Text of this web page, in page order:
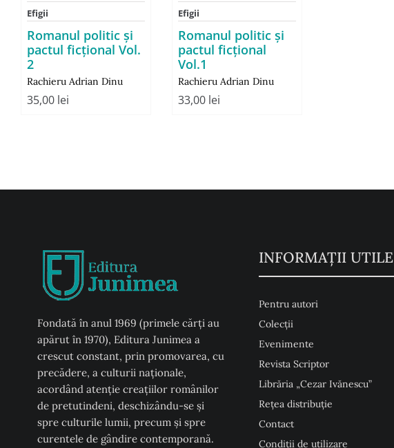
Efigii
Romanul politic şi
pactul ficţional Vol.
2
Rachieru Adrian Dinu
35,00 lei
Efigii
Romanul politic şi
pactul ficţional
Vol.1
Rachieru Adrian Dinu
33,00 lei
Fondată în anul 1969 (primele cărți au
apărut în 1970), Editura Junimea a
crescut constant, prin promovarea, cu
precădere, a culturii naţionale,
acordând atenţie creaţiilor românilor
de pretutindeni, deschizându-se şi
spre culturile lumii, precum şi spre
curentele de gândire contemporană.
INFORMAŢII UTILE
Pentru autori
Colecţii
Evenimente
Revista Scriptor
Librăria „Cezar Ivănescu”
Rețea distribuție
Contact
Condiţii de utilizare